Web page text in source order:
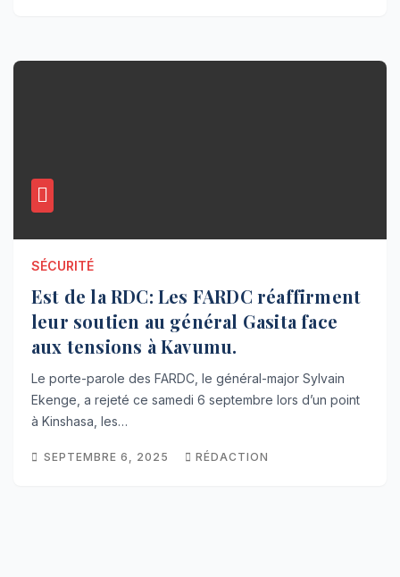
SÉCURITÉ
Est de la RDC: Les FARDC réaffirment
leur soutien au général Gasita face
aux tensions à Kavumu.
Le porte-parole des FARDC, le général-major Sylvain
Ekenge, a rejeté ce samedi 6 septembre lors d’un point
à Kinshasa, les…
SEPTEMBRE 6, 2025 RÉDACTION